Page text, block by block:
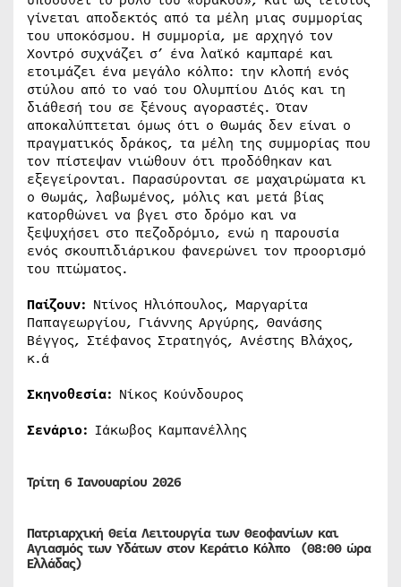
γίνεται αποδεκτός από τα μέλη μιας συμμορίας
του υποκόσμου. Η συμμορία, με αρχηγό τον
Χοντρό συχνάζει σ’ ένα λαϊκό καμπαρέ και
ετοιμάζει ένα μεγάλο κόλπο: την κλοπή ενός
στύλου από το ναό του Ολυμπίου Διός και τη
διάθεσή του σε ξένους αγοραστές. Όταν
αποκαλύπτεται όμως ότι ο Θωμάς δεν είναι ο
πραγματικός δράκος, τα μέλη της συμμορίας που
τον πίστεψαν νιώθουν ότι προδόθηκαν και
εξεγείρονται. Παρασύρονται σε μαχαιρώματα κι
ο Θωμάς, λαβωμένος, μόλις και μετά βίας
κατορθώνει να βγει στο δρόμο και να
ξεψυχήσει στο πεζοδρόμιο, ενώ η παρουσία
ενός σκουπιδιάρικου φανερώνει τον προορισμό
του πτώματος.
Παίζουν: Ντίνος Ηλιόπουλος, Μαργαρίτα
Παπαγεωργίου, Γιάννης Αργύρης, Θανάσης
Βέγγος, Στέφανος Στρατηγός, Ανέστης Βλάχος,
κ.ά
Σκηνοθεσία: Νίκος Κούνδουρος
Σενάριο: Ιάκωβος Καμπανέλλης
Τρίτη 6 Ιανουαρίου 2026
Πατριαρχική Θεία Λειτουργία των Θεοφανίων και
Αγιασμός των Υδάτων στον Κεράτιο Κόλπο (08:00 ώρα
Ελλάδας)